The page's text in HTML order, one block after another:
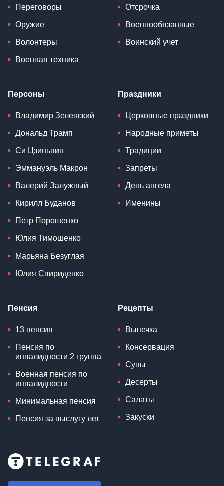
Переговоры
Оружие
Волонтеры
Военная техника
Отсрочка
Военнообязанные
Воинский учет
Персоны
Владимир Зеленский
Дональд Трамп
Си Цзиньпин
Эммануэль Макрон
Валерий Залужный
Кирилл Буданов
Петр Порошенко
Юлия Тимошенко
Марьяна Безуглая
Юлия Свириденко
Праздники
Церковные праздники
Народные приметы
Традиции
Запреты
День ангела
Именины
Пенсия
13 пенсия
Пенсия по
инвалидности 2 группа
Военная пенсия по
инвалидности
Минимальная пенсия
Пенсия за выслугу лет
Рецепты
Выпечка
Консервация
Супы
Десерты
Салаты
Закуски